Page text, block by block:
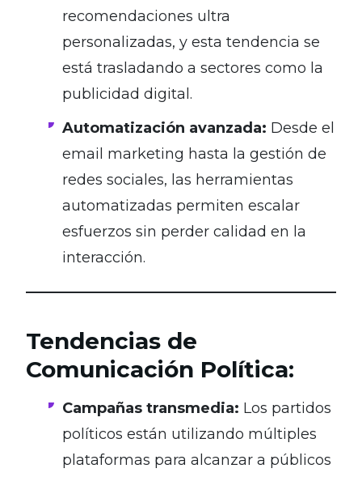
recomendaciones ultra
personalizadas, y esta tendencia se
está trasladando a sectores como la
publicidad digital.
Automatización avanzada: Desde el
email marketing hasta la gestión de
redes sociales, las herramientas
automatizadas permiten escalar
esfuerzos sin perder calidad en la
interacción.
Tendencias de
Comunicación Política:
Campañas transmedia: Los partidos
políticos están utilizando múltiples
plataformas para alcanzar a públicos